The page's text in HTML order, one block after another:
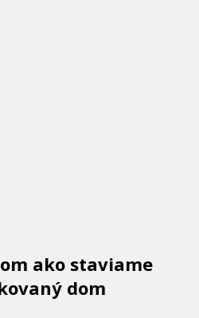
ako staviame
dom